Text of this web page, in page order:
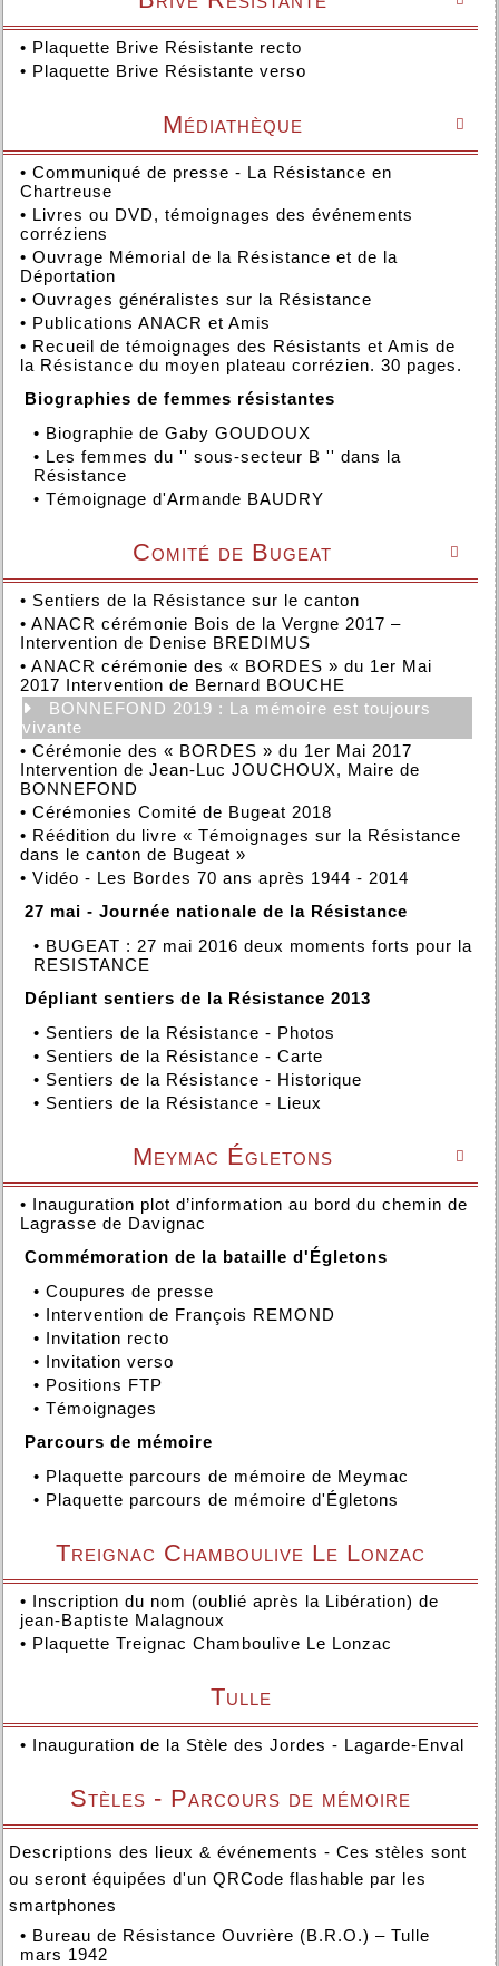
• Plaquette Brive Résistante recto
• Plaquette Brive Résistante verso

Médiathèque
• Communiqué de presse - La Résistance en
Chartreuse
• Livres ou DVD, témoignages des événements
corréziens
• Ouvrage Mémorial de la Résistance et de la
Déportation
• Ouvrages généralistes sur la Résistance
• Publications ANACR et Amis
• Recueil de témoignages des Résistants et Amis de
la Résistance du moyen plateau corrézien. 30 pages.
Biographies de femmes résistantes
• Biographie de Gaby GOUDOUX
• Les femmes du '' sous-secteur B '' dans la
Résistance
• Témoignage d'Armande BAUDRY

Comité de Bugeat
• Sentiers de la Résistance sur le canton
• ANACR cérémonie Bois de la Vergne 2017 –
Intervention de Denise BREDIMUS
• ANACR cérémonie des « BORDES » du 1er Mai
2017 Intervention de Bernard BOUCHE
BONNEFOND 2019 : La mémoire est toujours
vivante
• Cérémonie des « BORDES » du 1er Mai 2017
Intervention de Jean-Luc JOUCHOUX, Maire de
BONNEFOND
• Cérémonies Comité de Bugeat 2018
• Réédition du livre « Témoignages sur la Résistance
dans le canton de Bugeat »
• Vidéo - Les Bordes 70 ans après 1944 - 2014
27 mai - Journée nationale de la Résistance
• BUGEAT : 27 mai 2016 deux moments forts pour la
RESISTANCE
Dépliant sentiers de la Résistance 2013
• Sentiers de la Résistance - Photos
• Sentiers de la Résistance - Carte
• Sentiers de la Résistance - Historique
• Sentiers de la Résistance - Lieux

Meymac Égletons
• Inauguration plot d’information au bord du chemin de
Lagrasse de Davignac
Commémoration de la bataille d'Égletons
• Coupures de presse
• Intervention de François REMOND
• Invitation recto
• Invitation verso
• Positions FTP
• Témoignages
Parcours de mémoire
• Plaquette parcours de mémoire de Meymac
• Plaquette parcours de mémoire d'Égletons
Treignac Chamboulive Le Lonzac
• Inscription du nom (oublié après la Libération) de
jean-Baptiste Malagnoux
• Plaquette Treignac Chamboulive Le Lonzac
Tulle
• Inauguration de la Stèle des Jordes - Lagarde-Enval
Stèles - Parcours de mémoire
Descriptions des lieux & événements - Ces stèles sont
ou seront équipées d'un QRCode flashable par les
smartphones
• Bureau de Résistance Ouvrière (B.R.O.) – Tulle
mars 1942